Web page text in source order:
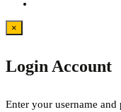
×
Login Account
Enter your username